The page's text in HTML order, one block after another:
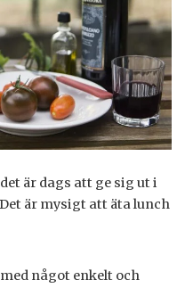
är dags att ge sig ut i
är mysigt att äta lunch
något enkelt och